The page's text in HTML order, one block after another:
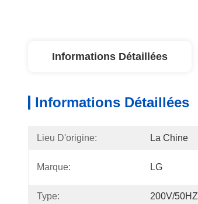
Informations Détaillées
Informations Détaillées
Lieu D'origine: La Chine
Marque: LG
Type: 200V/50HZ